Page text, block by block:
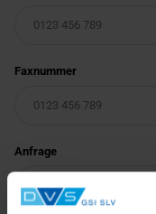
Faxnummer
Anfrage